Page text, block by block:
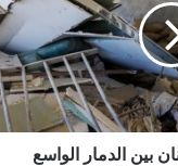
بين الدمار الواسع